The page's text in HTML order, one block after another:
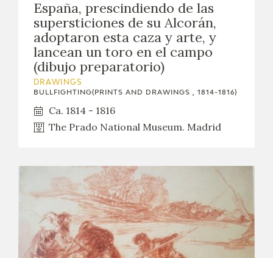
España, prescindiendo de las
supersticiones de su Alcorán,
adoptaron esta caza y arte, y
lancean un toro en el campo
(dibujo preparatorio)
DRAWINGS
BULLFIGHTING(PRINTS AND DRAWINGS , 1814-1816)
Ca. 1814 - 1816
The Prado National Museum. Madrid